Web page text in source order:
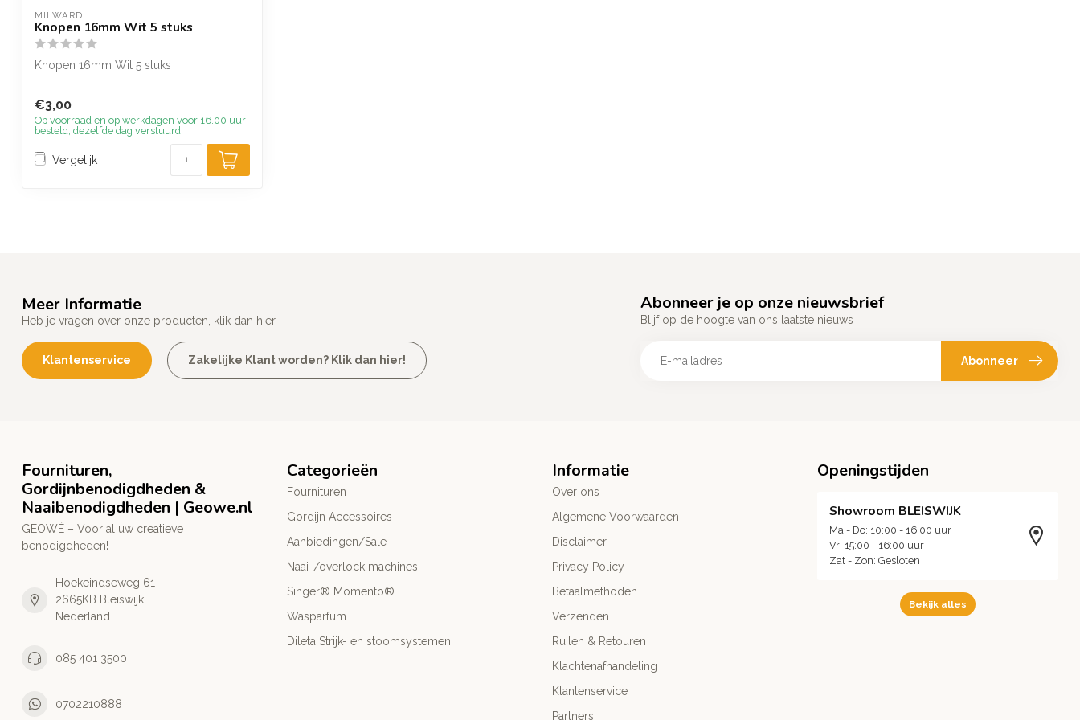
MILWARD
Knopen 16mm Wit 5 stuks
Knopen 16mm Wit 5 stuks
€3,00
Op voorraad en op werkdagen voor 16.00 uur
besteld, dezelfde dag verstuurd
Vergelijk
Meer Informatie
Heb je vragen over onze producten, klik dan hier
Klantenservice Zakelijke Klant worden? Klik dan hier!
Abonneer je op onze nieuwsbrief
Blijf op de hoogte van ons laatste nieuws
Abonneer
Fournituren,
Gordijnbenodigdheden &
Naaibenodigdheden | Geowe.nl
GEOWÉ – Voor al uw creatieve
benodigdheden!
Hoekeindseweg 61
2665KB Bleiswijk
Nederland
085 401 3500
0702210888
Categorieën
Fournituren
Gordijn Accessoires
Aanbiedingen/Sale
Naai-/overlock machines
Singer® Momento®
Wasparfum
Dileta Strijk- en stoomsystemen
Informatie
Over ons
Algemene Voorwaarden
Disclaimer
Privacy Policy
Betaalmethoden
Verzenden
Ruilen & Retouren
Klachtenafhandeling
Klantenservice
Partners
Openingstijden
Showroom BLEISWIJK
Ma - Do: 10:00 - 16:00 uur
Vr: 15:00 - 16:00 uur
Zat - Zon: Gesloten
Bekijk alles